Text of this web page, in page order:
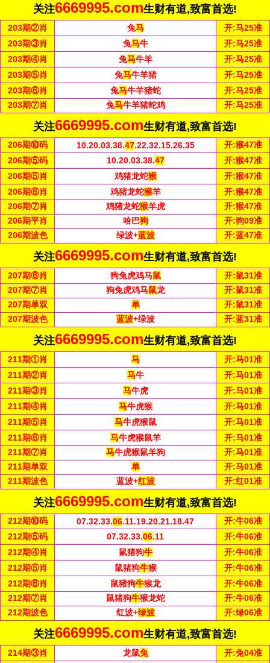
关注6669995.com生财有道,致富首选!
203期②肖 兔马 开:马25准
203期③肖 兔马牛 开:马25准
203期④肖 兔马牛羊 开:马25准
203期⑤肖 兔马牛羊猪 开:马25准
203期⑥肖 兔马牛羊猪蛇 开:马25准
203期⑦肖 兔马牛羊猪蛇鸡 开:马25准
关注6669995.com生财有道,致富首选!
206期⑩码 10.20.03.38.47.22.32.15.26.35 开:猴47准
206期⑤码 10.20.03.38.47 开:猴47准
206期⑤肖 鸡猪龙蛇猴 开:猴47准
206期⑥肖 鸡猪龙蛇猴羊 开:猴47准
206期⑦肖 鸡猪龙蛇猴羊虎 开:猴47准
206期平肖 哈巴狗 开:狗09准
206期波色 绿波+蓝波 开:蓝47准
关注6669995.com生财有道,致富首选!
207期⑥肖 狗兔虎鸡马鼠 开:鼠31准
207期⑦肖 狗兔虎鸡马鼠龙 开:鼠31准
207期单双 单 开:鼠31准
207期波色 蓝波+绿波 开:蓝31准
关注6669995.com生财有道,致富首选!
211期①肖 马 开:马01准
211期②肖 马牛 开:马01准
211期③肖 马牛虎 开:马01准
211期④肖 马牛虎猴 开:马01准
211期⑤肖 马牛虎猴鼠 开:马01准
211期⑥肖 马牛虎猴鼠羊 开:马01准
211期⑦肖 马牛虎猴鼠羊狗 开:马01准
211期单双 单 开:马01准
211期波色 蓝波+红波 开:红01准
关注6669995.com生财有道,致富首选!
212期⑩码 07.32.33.06.11.19.20.21.18.47 开:牛06准
212期⑤码 07.32.33.06.11 开:牛06准
212期④肖 鼠猪狗牛 开:牛06准
212期⑤肖 鼠猪狗牛猴 开:牛06准
212期⑥肖 鼠猪狗牛猴龙 开:牛06准
212期⑦肖 鼠猪狗牛猴龙蛇 开:牛06准
212期波色 红波+绿波 开:绿06准
关注6669995.com生财有道,致富首选!
214期③肖 龙鼠兔 开:兔04准